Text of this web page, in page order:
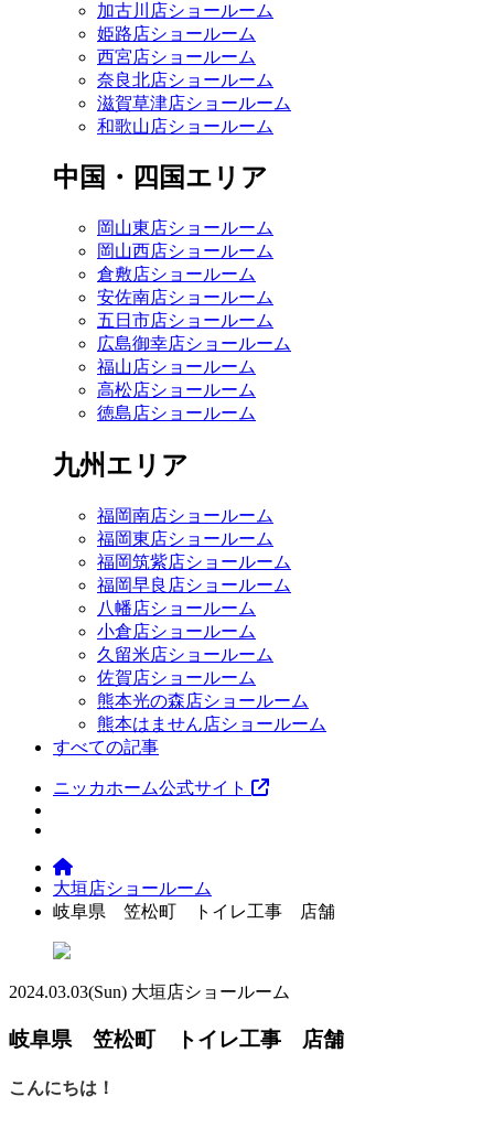
加古川店ショールーム
姫路店ショールーム
西宮店ショールーム
奈良北店ショールーム
滋賀草津店ショールーム
和歌山店ショールーム
中国・四国エリア
岡山東店ショールーム
岡山西店ショールーム
倉敷店ショールーム
安佐南店ショールーム
五日市店ショールーム
広島御幸店ショールーム
福山店ショールーム
高松店ショールーム
徳島店ショールーム
九州エリア
福岡南店ショールーム
福岡東店ショールーム
福岡筑紫店ショールーム
福岡早良店ショールーム
八幡店ショールーム
小倉店ショールーム
久留米店ショールーム
佐賀店ショールーム
熊本光の森店ショールーム
熊本はません店ショールーム
すべての記事
ニッカホーム公式サイト
大垣店ショールーム
岐阜県 笠松町 トイレ工事 店舗
2024.03.03(Sun) 大垣店ショールーム
岐阜県 笠松町 トイレ工事 店舗
こんにちは！